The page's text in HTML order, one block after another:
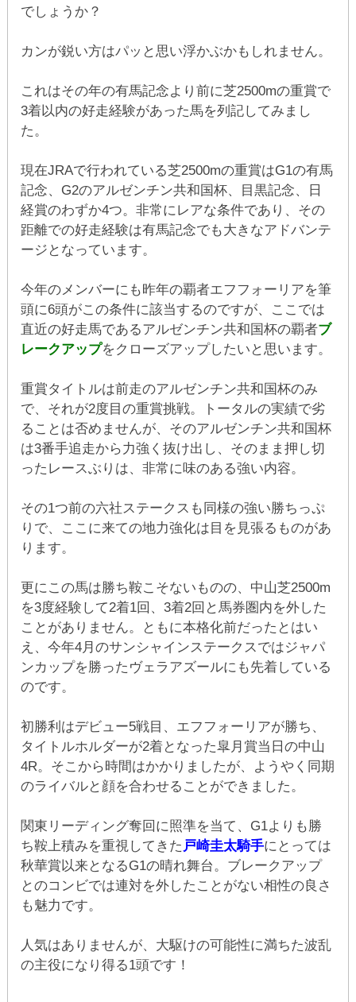
でしょうか？
カンが鋭い方はパッと思い浮かぶかもしれません。
これはその年の有馬記念より前に芝2500mの重賞で
3着以内の好走経験があった馬を列記してみまし
た。
現在JRAで行われている芝2500mの重賞はG1の有馬
記念、G2のアルゼンチン共和国杯、目黒記念、日
経賞のわずか4つ。非常にレアな条件であり、その
距離での好走経験は有馬記念でも大きなアドバンテ
ージとなっています。
今年のメンバーにも昨年の覇者エフフォーリアを筆
頭に6頭がこの条件に該当するのですが、ここでは
直近の好走馬であるアルゼンチン共和国杯の覇者ブ
レークアップをクローズアップしたいと思います。
重賞タイトルは前走のアルゼンチン共和国杯のみ
で、それが2度目の重賞挑戦。トータルの実績で劣
ることは否めませんが、そのアルゼンチン共和国杯
は3番手追走から力強く抜け出し、そのまま押し切
ったレースぶりは、非常に味のある強い内容。
その1つ前の六社ステークスも同様の強い勝ちっぷ
りで、ここに来ての地力強化は目を見張るものがあ
ります。
更にこの馬は勝ち鞍こそないものの、中山芝2500m
を3度経験して2着1回、3着2回と馬券圏内を外した
ことがありません。ともに本格化前だったとはい
え、今年4月のサンシャインステークスではジャパ
ンカップを勝ったヴェラアズールにも先着している
のです。
初勝利はデビュー5戦目、エフフォーリアが勝ち、
タイトルホルダーが2着となった皐月賞当日の中山
4R。そこから時間はかかりましたが、ようやく同期
のライバルと顔を合わせることができました。
関東リーディング奪回に照準を当て、G1よりも勝
ち鞍上積みを重視してきた 戸崎圭太騎手にとっては
秋華賞以来となるG1の晴れ舞台。ブレークアップ
とのコンビでは連対を外したことがない相性の良さ
も魅力です。
人気はありませんが、大駆けの可能性に満ちた波乱
の主役になり得る1頭です！